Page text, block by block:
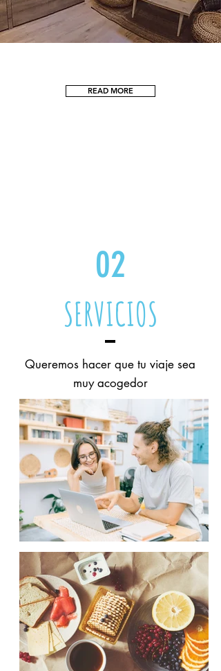
READ MORE
02
SERVICIOS
Queremos hacer que tu viaje sea
muy acogedor